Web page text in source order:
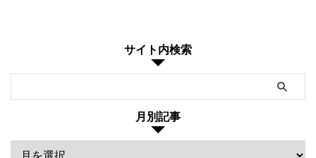
サイト内検索
月別記事